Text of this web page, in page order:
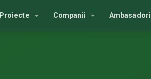
Proiecte Companii Ambasadori